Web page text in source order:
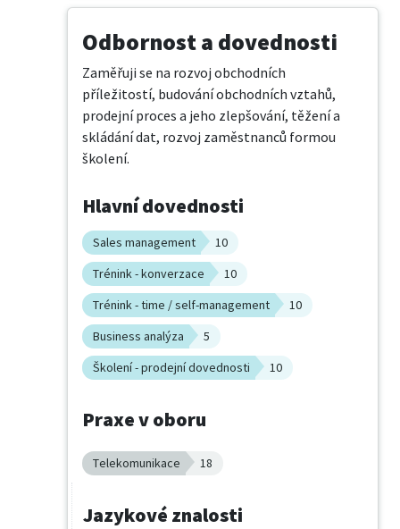
Odbornost a dovednosti
Zaměřuji se na rozvoj obchodních
příležitostí, budování obchodních vztahů,
prodejní proces a jeho zlepšování, těžení a
skládání dat, rozvoj zaměstnanců formou
školení.
Hlavní dovednosti
Sales management
10
Trénink - konverzace
10
Trénink - time / self-management
10
Business analýza
5
Školení - prodejní dovednosti
10
Praxe v oboru
Telekomunikace 18
Jazykové znalosti